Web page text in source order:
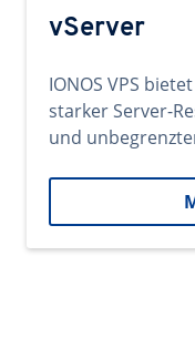
vServer
IONOS VPS
starker Server-
und